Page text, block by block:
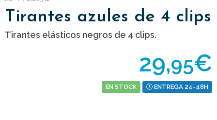
Tirantes azules de 4 clips
Tirantes elásticos negros de 4 clips.
29,95€
EN STOCK ENTREGA 24-48H